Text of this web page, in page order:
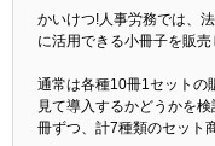
かいけつ!人事労務では、
に活用できる小冊子を販売
通常は各種10冊1セットの
見て導入するかどうかを
冊ずつ、計7種類のセット